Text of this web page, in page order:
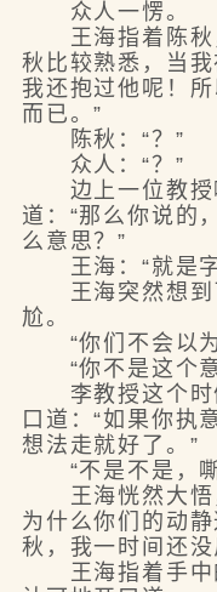
众人一愣。
王海指着陈秋
秋比较熟悉，当
我还抱过他呢！
而已。”
陈秋：“？”
众人：“？”
边上一位教授
道：“那么你说的
么意思？”
王海：“就是
王海突然想到
尬。
“你们不会以为
“你不是这个意
李教授这个时
口道：“如果你执
想法走就好了。”
“不是不是，
王海恍然大悟
为什么你们的动
秋，我一时间还没
王海指着手中